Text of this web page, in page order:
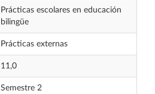
Prácticas escolares en educación
bilingüe
Prácticas externas
11,0
Semestre 2